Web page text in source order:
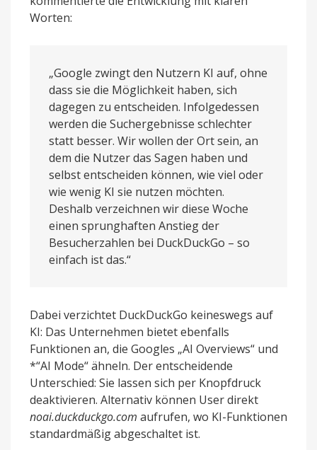
Worten:
„Google zwingt den Nutzern KI auf, ohne
dass sie die Möglichkeit haben, sich
dagegen zu entscheiden. Infolgedessen
werden die Suchergebnisse schlechter
statt besser. Wir wollen der Ort sein, an
dem die Nutzer das Sagen haben und
selbst entscheiden können, wie viel oder
wie wenig KI sie nutzen möchten.
Deshalb verzeichnen wir diese Woche
einen sprunghaften Anstieg der
Besucherzahlen bei DuckDuckGo – so
einfach ist das.“
Dabei verzichtet DuckDuckGo keineswegs auf
KI: Das Unternehmen bietet ebenfalls
Funktionen an, die Googles „AI Overviews“ und
*“AI Mode“ ähneln. Der entscheidende
Unterschied: Sie lassen sich per Knopfdruck
deaktivieren. Alternativ können User direkt
noai.duckduckgo.com aufrufen, wo KI-Funktionen
standardmäßig abgeschaltet ist.